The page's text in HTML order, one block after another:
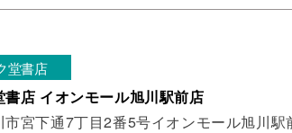
堂書店
書店 イオンモール旭川駅前店
市宮下通7丁目2番5号イオンモール旭川